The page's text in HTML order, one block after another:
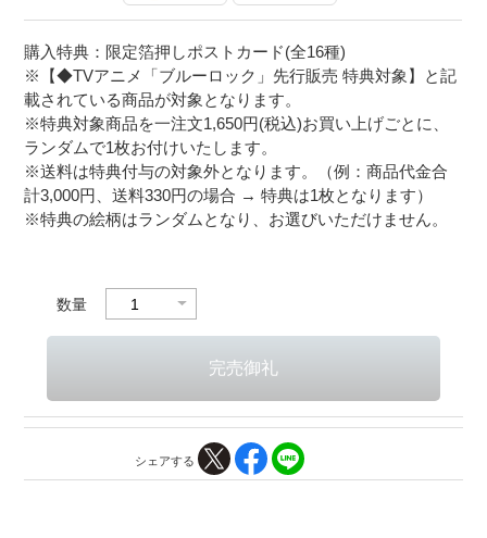
購入特典：限定箔押しポストカード(全16種)
※【◆TVアニメ「ブルーロック」先行販売 特典対象】と記
載されている商品が対象となります。
※特典対象商品を一注文1,650円(税込)お買い上げごとに、
ランダムで1枚お付けいたします。
※送料は特典付与の対象外となります。（例：商品代金合
計3,000円、送料330円の場合 → 特典は1枚となります）
※特典の絵柄はランダムとなり、お選びいただけません。
数量
シェアする